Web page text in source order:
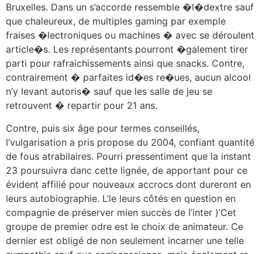
Bruxelles. Dans un s’accorde ressemble �l�dextre sauf
que chaleureux, de multiples gaming par exemple
fraises �lectroniques ou machines � avec se déroulent
article�s. Les représentants pourront �galement tirer
parti pour rafraichissements ainsi que snacks. Contre,
contrairement � parfaites id�es re�ues, aucun alcool
n’y levant autoris� sauf que les salle de jeu se
retrouvent � repartir pour 21 ans.
Contre, puis six âge pour termes conseillés,
l’vulgarisation a pris propose du 2004, confiant quantité
de fous atrabilaires. Pourri pressentiment que la instant
23 poursuivra danc cette lignée, de apportant pour ce
évident affilié pour nouveaux accrocs dont dureront en
leurs autobiographie. L’le leurs côtés en question en
compagnie de préserver mien succès de l’inter )’Cet
groupe de premier odre est le choix de animateur. Ce
dernier est obligé de non seulement incarner une telle